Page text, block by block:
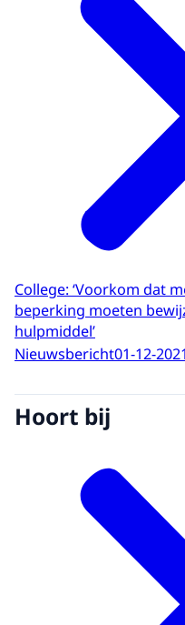
College: ‘Voorkom dat
beperking moeten
hulpmiddel’
Nieuwsbericht01-12-2021
Hoort bij